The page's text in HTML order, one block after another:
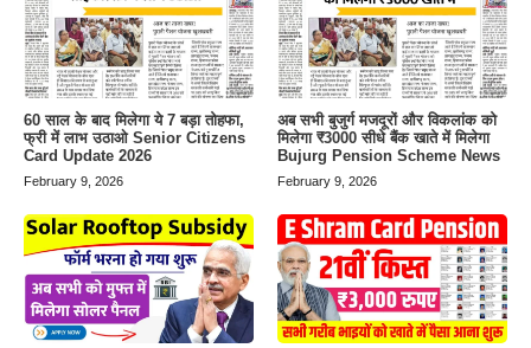
60 साल के बाद मिलेगा ये 7 बड़ा तोहफा,
फ्री में लाभ उठाओ Senior Citizens
Card Update 2026
February 9, 2026
अब सभी बुजुर्ग मजदूरों और विकलांक को
मिलेगा ₹3000 सीधे बैंक खाते में मिलेगा
Bujurg Pension Scheme News
February 9, 2026